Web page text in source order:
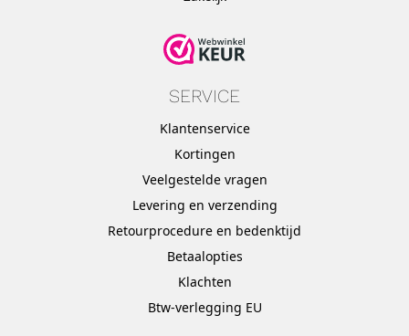
SERVICE
Klantenservice
Kortingen
Veelgestelde vragen
Levering en verzending
Retourprocedure en bedenktijd
Betaalopties
Klachten
Btw-verlegging EU